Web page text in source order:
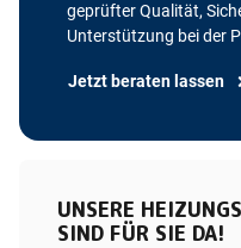
geprüfter Qualität,
Unterstützung bei der
Jetzt beraten lassen
UNSERE
SIND FÜR SIE DA!